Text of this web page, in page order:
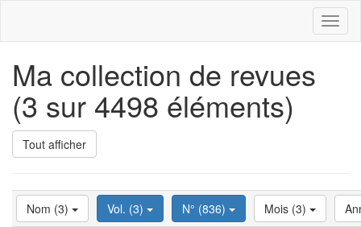
Ma collection de revues
(3 sur 4498 éléments)
Tout afficher
Nom (3) Vol. (3) N° (836) Mois (3)